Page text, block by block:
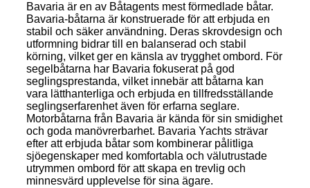
Bavaria är en av Båtagents mest förmedlade båtar.
Bavaria-båtarna är konstruerade för att erbjuda en
stabil och säker användning. Deras skrovdesign och
utformning bidrar till en balanserad och stabil
körning, vilket ger en känsla av trygghet ombord. För
segelbåtarna har Bavaria fokuserat på god
seglingsprestanda, vilket innebär att båtarna kan
vara lätthanterliga och erbjuda en tillfredsställande
seglingserfarenhet även för erfarna seglare.
Motorbåtarna från Bavaria är kända för sin smidighet
och goda manövrerbarhet. Bavaria Yachts strävar
efter att erbjuda båtar som kombinerar pålitliga
sjöegenskaper med komfortabla och välutrustade
utrymmen ombord för att skapa en trevlig och
minnesvärd upplevelse för sina ägare.